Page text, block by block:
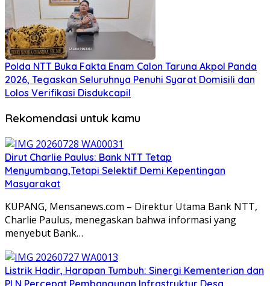
Polda NTT Buka Fakta Enam Calon Taruna Akpol Panda
2026, Tegaskan Seluruhnya Penuhi Syarat Domisili dan
Lolos Verifikasi Disdukcapil
Rekomendasi untuk kamu
Dirut Charlie Paulus: Bank NTT Tetap
Menyumbang,Tetapi Selektif Demi Kepentingan
Masyarakat
KUPANG, Mensanews.com – Direktur Utama Bank NTT,
Charlie Paulus, menegaskan bahwa informasi yang
menyebut Bank…
Listrik Hadir, Harapan Tumbuh: Sinergi Kementerian dan
PLN Percepat Pembangunan Infrastruktur Desa